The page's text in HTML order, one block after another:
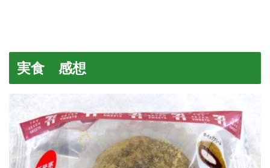
実食 感想